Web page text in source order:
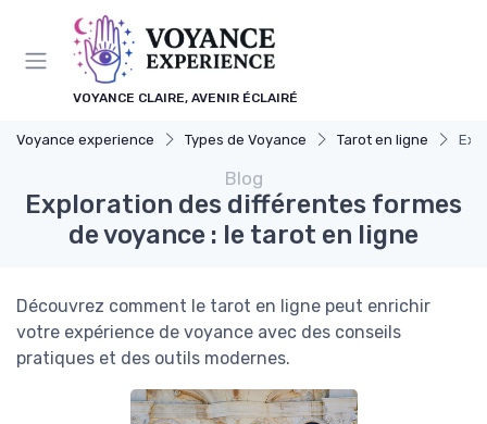
VOYANCE CLAIRE, AVENIR ÉCLAIRÉ
Voyance experience Types de Voyance Tarot en ligne
Blog
Exploration des différentes formes
de voyance : le tarot en ligne
Découvrez comment le tarot en ligne peut enrichir
votre expérience de voyance avec des conseils
pratiques et des outils modernes.
Panneau de gestion des cookies